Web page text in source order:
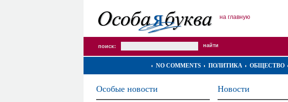
на главную
поиск:
NO COMMENTS ПОЛИТИКА ОБЩЕСТВО
Особые новости Новости